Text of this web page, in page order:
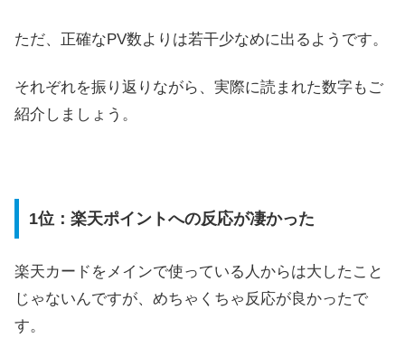
ただ、正確なPV数よりは若干少なめに出るようです。
それぞれを振り返りながら、実際に読まれた数字もご
紹介しましょう。
1位：楽天ポイントへの反応が凄かった
楽天カードをメインで使っている人からは大したこと
じゃないんですが、めちゃくちゃ反応が良かったで
す。